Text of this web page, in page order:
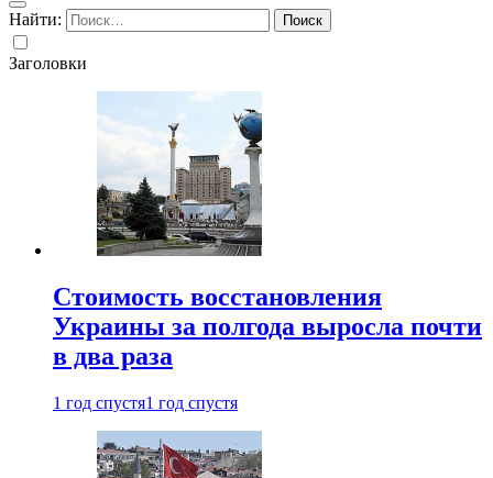
Найти:
Заголовки
Стоимость восстановления
Украины за полгода выросла почти
в два раза
1 год спустя1 год спустя